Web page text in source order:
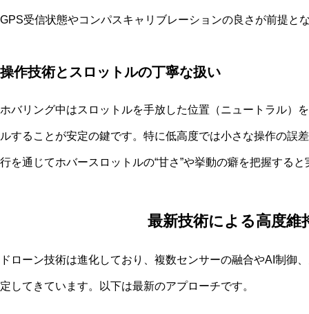
GPS受信状態やコンパスキャリブレーションの良さが前提と
操作技術とスロットルの丁寧な扱い
ホバリング中はスロットルを手放した位置（ニュートラル）
ルすることが安定の鍵です。特に低高度では小さな操作の誤
行を通じてホバースロットルの“甘さ”や挙動の癖を把握する
最新技術による高度維
ドローン技術は進化しており、複数センサーの融合やAI制御
定してきています。以下は最新のアプローチです。